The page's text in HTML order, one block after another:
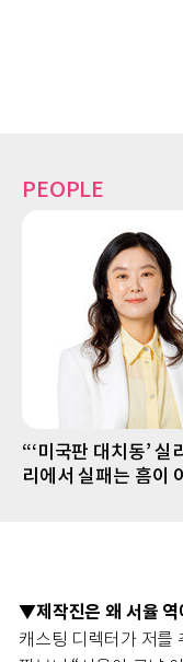
PEOPLE
“‘미국판 대치동’ 실
리에서 실패는 흠이
▼제작진은 왜 서율 역
캐스팅 디렉터가 저를